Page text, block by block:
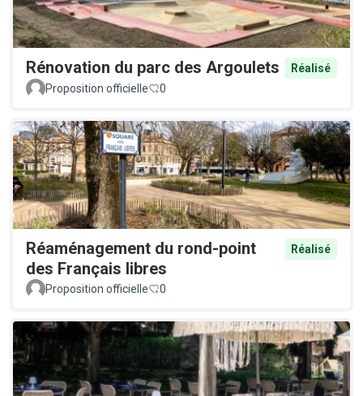
Rénovation du parc des Argoulets
Réalisé
Proposition officielle
0
Réaménagement du rond-point
des Français libres
Réalisé
Proposition officielle 0